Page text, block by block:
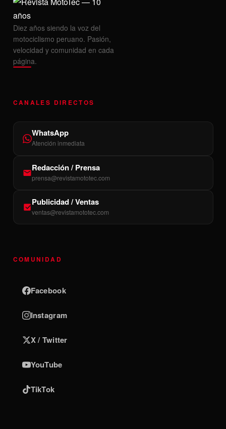
Diez años siendo la voz del
motociclismo peruano. Pasión,
velocidad y comunidad en cada
página.
CANALES DIRECTOS
WhatsApp
Atención inmediata
Redacción / Prensa
prensa@revistamototec.com
Publicidad / Ventas
ventas@revistamototec.com
COMUNIDAD
Facebook
Instagram
X / Twitter
YouTube
TikTok